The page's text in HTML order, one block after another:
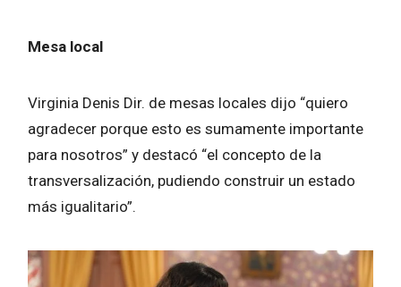
Mesa local
Virginia Denis Dir. de mesas locales dijo “quiero
agradecer porque esto es sumamente importante
para nosotros” y destacó “el concepto de la
transversalización, pudiendo construir un estado
más igualitario”.